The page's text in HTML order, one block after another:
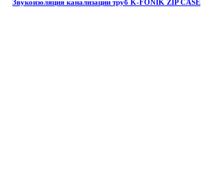
Звукоизоляция канализации труб K-FONIK ZIP CASE